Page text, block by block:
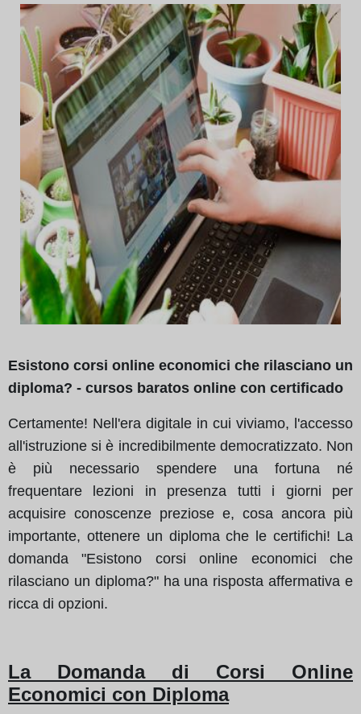
Esistono corsi online economici che rilasciano un
diploma? - cursos baratos online con certificado
Certamente! Nell'era digitale in cui viviamo, l'accesso
all'istruzione si è incredibilmente democratizzato. Non
è più necessario spendere una fortuna né
frequentare lezioni in presenza tutti i giorni per
acquisire conoscenze preziose e, cosa ancora più
importante, ottenere un diploma che le certifichi! La
domanda "Esistono corsi online economici che
rilasciano un diploma?" ha una risposta affermativa e
ricca di opzioni.
La Domanda di Corsi Online
Economici con Diploma